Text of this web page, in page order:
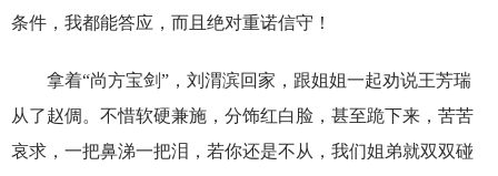
条件，我都能答应，而且绝对重诺信守！
拿着“尚方宝剑”，刘渭滨回家，跟姐姐一起劝说王芳瑞
从了赵倜。不惜软硬兼施，分饰红白脸，甚至跪下来，苦苦
哀求，一把鼻涕一把泪，若你还是不从，我们姐弟就双双碰